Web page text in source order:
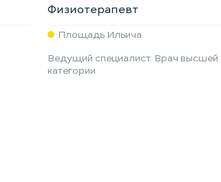
Физиотерапевт
Площадь Ильича
Ведущий специалист. Врач высшей
категории